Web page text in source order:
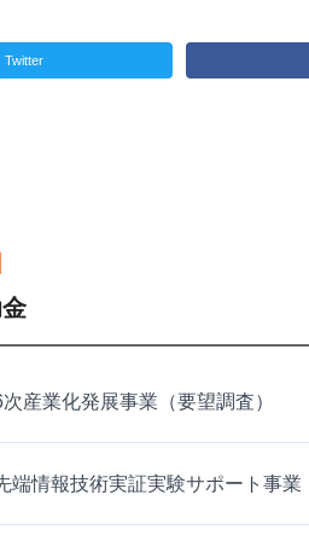
Twitter
産業化発展事業（要望調査）
端情報技術実証実験サポート事業